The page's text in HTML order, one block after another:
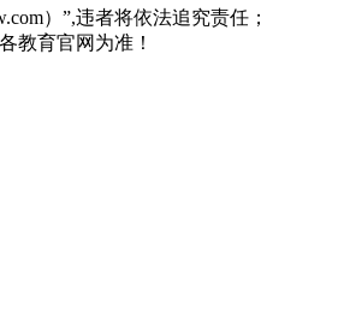
）”,违者将依法追究责任；
教育官网为准！